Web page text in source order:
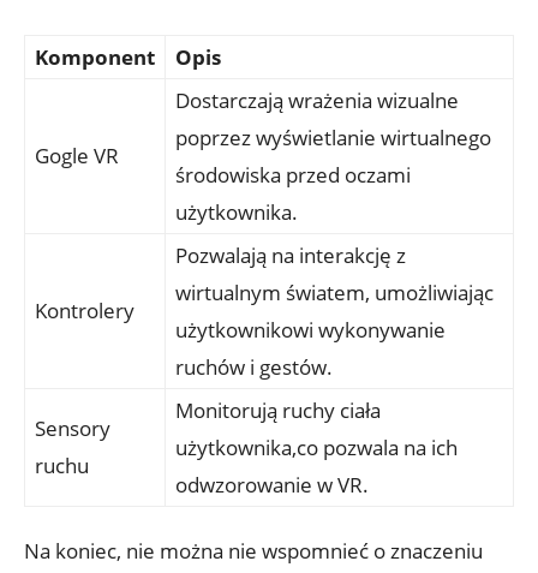
Komponent Opis
Gogle VR
Dostarczają wrażenia ‌wizualne
⁣poprzez wyświetlanie wirtualnego
środowiska przed oczami
użytkownika.
Kontrolery
Pozwalają ‌na interakcję z
wirtualnym​ światem, umożliwiając
użytkownikowi wykonywanie
ruchów i gestów.
Sensory
ruchu
Monitorują‍ ruchy ciała‌
użytkownika,co pozwala na ich ​
odwzorowanie w VR.
Na koniec, nie można ​nie wspomnieć ⁢o znaczeniu